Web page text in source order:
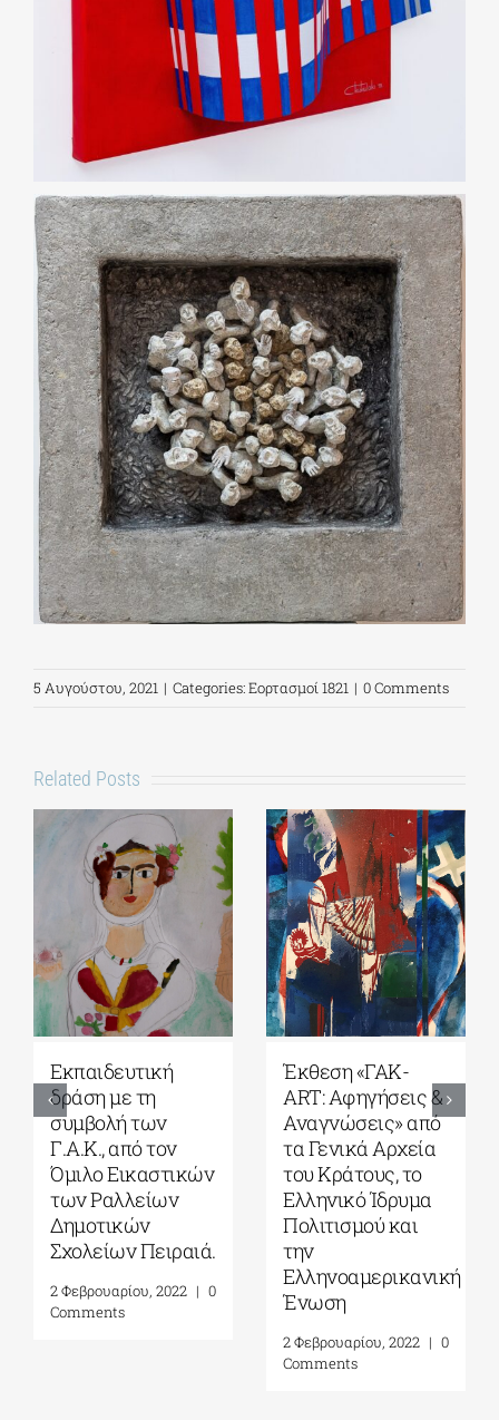
5 Αυγούστου, 2021 | Categories:Εορτασμοί 1821 | 0 Comments
Related Posts
“Υπέρ Πίστεως
και Πατρίδος Η
συμβολή της
Εκκλησίας στον
Αγώνα του 1821”
έκθεση στο
Βυζαντινό και
χριστιανικό
16 Φεβρουαρίου, 2022
Μαθητικοί
διαγωνισμοί, με τη
συμβολή των
Γ.Α.Κ. και σε
συνεργασία με το
Ίδρυμα Ωνάση &
την Ωνάσειο
Βιβλιοθήκη.
3 Φεβρουαρίου, 2022
Comments